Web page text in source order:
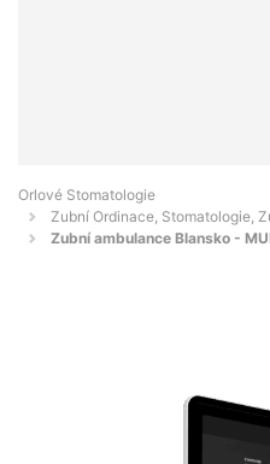
Orlové Stomatologie
Zubní Ordinace, Stomatologie,
Zubní ambulance Blansko -